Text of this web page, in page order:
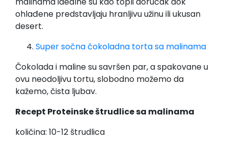
ohlađene predstavljaju hranljivu užinu ili ukusan
desert.
Super sočna čokoladna torta sa malinama
Čokolada i maline su savršen par, a spakovane u
ovu neodoljivu tortu, slobodno možemo da
kažemo, čista ljubav.
Recept Proteinske štrudlice sa malinama
količina: 10-12 štrudlica